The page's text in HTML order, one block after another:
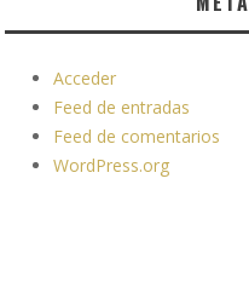
Acceder
Feed de entradas
Feed de comentarios
WordPress.org